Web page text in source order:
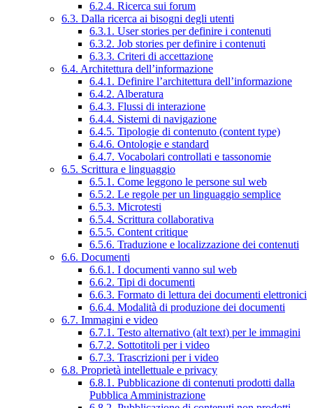
6.2.4. Ricerca sui forum
6.3. Dalla ricerca ai bisogni degli utenti
6.3.1. User stories per definire i contenuti
6.3.2. Job stories per definire i contenuti
6.3.3. Criteri di accettazione
6.4. Architettura dell’informazione
6.4.1. Definire l’architettura dell’informazione
6.4.2. Alberatura
6.4.3. Flussi di interazione
6.4.4. Sistemi di navigazione
6.4.5. Tipologie di contenuto (content type)
6.4.6. Ontologie e standard
6.4.7. Vocabolari controllati e tassonomie
6.5. Scrittura e linguaggio
6.5.1. Come leggono le persone sul web
6.5.2. Le regole per un linguaggio semplice
6.5.3. Microtesti
6.5.4. Scrittura collaborativa
6.5.5. Content critique
6.5.6. Traduzione e localizzazione dei contenuti
6.6. Documenti
6.6.1. I documenti vanno sul web
6.6.2. Tipi di documenti
6.6.3. Formato di lettura dei documenti elettronici
6.6.4. Modalità di produzione dei documenti
6.7. Immagini e video
6.7.1. Testo alternativo (alt text) per le immagini
6.7.2. Sottotitoli per i video
6.7.3. Trascrizioni per i video
6.8. Proprietà intellettuale e privacy
6.8.1. Pubblicazione di contenuti prodotti dalla
Pubblica Amministrazione